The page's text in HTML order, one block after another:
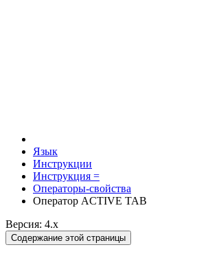
Язык
Инструкции
Инструкция =
Операторы-свойства
Оператор ACTIVE TAB
Версия: 4.x
Содержание этой страницы